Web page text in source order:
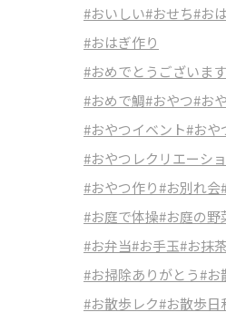
#おいしい#おせち#お
#おはぎ作り
#おめでとうございます
#おめで鯛#おやつ#お
#おやつイベント#おや
#おやつレクリエーシ
#おやつ作り#お別れ会
#お庭で体操#お庭の野
#お弁当#お手玉#お抹茶
#お掃除ありがとう#お
#お散歩レク#お散歩日